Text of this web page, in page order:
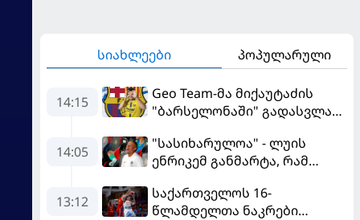
სიახლეები პოპულარული
14:15
Geo Team-მა მიქაუტაძის
"ბარსელონაში" გადასვლაზე
ინფორმაციაზე განმარტება
გააკეთა
14:05
"სასიხარულოა" - ლუის
ენრიკემ განმარტა, რამ
იუნაიტედთან" ნამატჩევს
13:12
საქართველოს 16-
წლამდელთა ნაკრები